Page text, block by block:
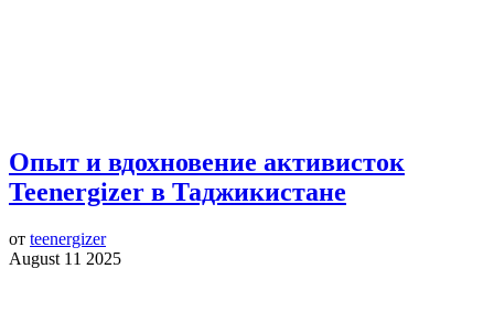
Опыт и вдохновение активисток
Teenergizer в Таджикистане
от teenergizer
August 11 2025